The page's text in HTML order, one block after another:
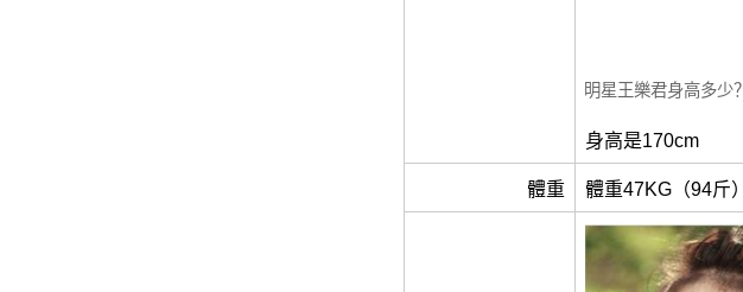
明星王樂君身高多少？
身高是170cm
體重 體重47KG（94斤）